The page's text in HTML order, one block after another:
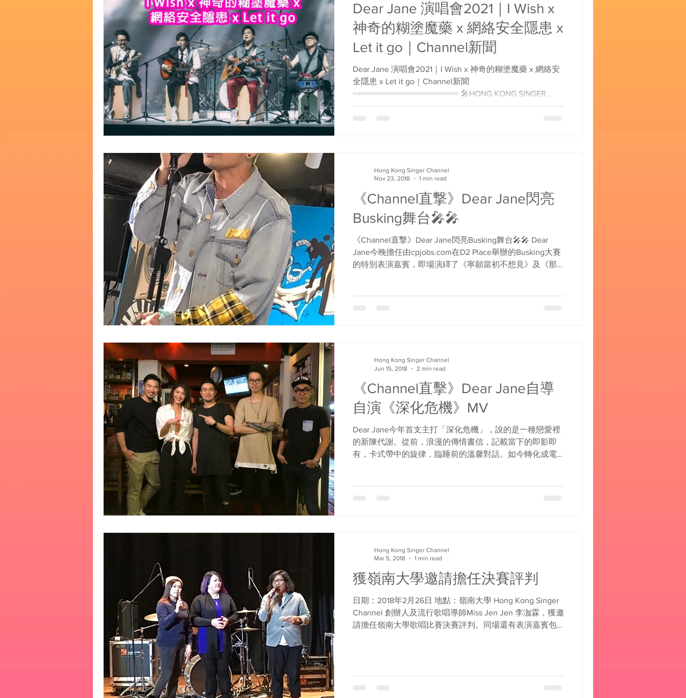
Dear Jane 演唱會2021｜I Wish x
神奇的糊塗魔藥 x 網絡安全隱患 x
Let it go｜Channel新聞
Dear Jane 演唱會2021｜I Wish x 神奇的糊塗魔藥 x 網絡安
全隱患 x Let it go｜Channel新聞
========================== 🎤HONG KONG SINGER
CHANNEL🎤...
《Channel直撃》Dear Jane閃亮
Busking舞台🎤🎤
《Channel直撃》Dear Jane閃亮Busking舞台🎤🎤 Dear
Jane今晚擔任由cpjobs.com在D2 Place舉辦的Busking大賽
的特別表演嘉賓，即場演繹了《寧願當初不想見》及《那
Hong Kong Singer Channel
Nov 23, 2018
1 min read
《Channel直擊》Dear Jane自導
自演《深化危機》MV
Dear Jane今年首支主打「深化危機」，說的是一種戀愛裡
的新陳代謝。從前，浪漫的傳情書信，記載當下的即影即
有，卡式帶中的旋律，臨睡前的溫馨對話。如今轉化成電
Hong Kong Singer Channel
Jun 15, 2018
2 min read
獲嶺南大學邀請擔任決賽評判
日期：2018年2月26日 地點：嶺南大學 Hong Kong Singer
Channel 創辦人及流行歌唱導師Miss Jen Jen 李泇霖，獲邀
請擔任嶺南大學歌唱比賽決賽評判。同場還有表演嘉賓包
Hong Kong Singer Channel
Mar 5, 2018
1 min read